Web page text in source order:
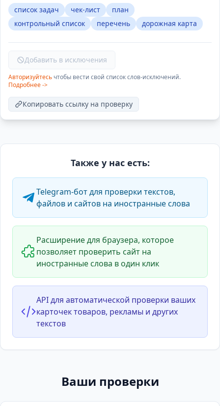
список задач чек-лист
план
контрольный список
перечень дорожная карта
Добавить в исключения
Авторизуйтесь чтобы вести свой список слов-исключений.
Подробнее ->
Копировать ссылку на проверку
Также у нас есть:
Telegram-бот для проверки текстов,
файлов и сайтов на иностранные слова
Расширение для браузера, которое
позволяет проверить сайт на
иностранные слова в один клик
API для автоматической проверки ваших
карточек товаров, рекламы и других
текстов
Ваши проверки